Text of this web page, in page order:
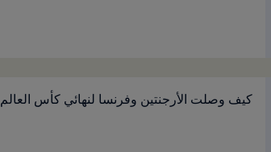
كيف وصلت الأرجنتين وفرنسا لنهائي كأس العالم FIFA؟